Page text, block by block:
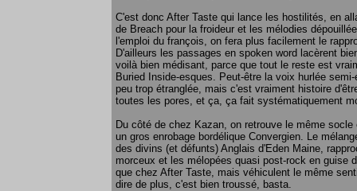
C'est donc After Taste qui lance les hostilités, en
de Breach pour la froideur et les mélodies
l'emploi du françois, on fera plus facilement le
D'ailleurs les passages en spoken word lacèrent
voilà bien médisant, parce que tout le reste est
Buried Inside-esques. Peut-être la voix hurlée
peu trop étranglée, mais c'est vraiment histoire
toutes les pores, et ça, ça fait systématiquement
Du côté de chez Kazan, on retrouve le même
un gros enrobage bordélique Convergien. Le
des divins (et défunts) Anglais d'Eden Maine,
morceux et les mélopées quasi post-rock en guise
que chez After Taste, mais véhiculent le même
dire de plus, c'est bien troussé, basta.